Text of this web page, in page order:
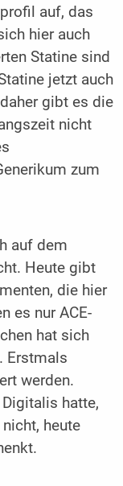
auf, das
hier auch
Statine sind
jetzt auch
gibt es die
nicht
zum
auf dem
Heute gibt
die hier
es nur ACE-
hat sich
Erstmals
werden.
hatte,
heute